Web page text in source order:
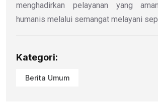
menghadirkan pelayanan yang
humanis melalui semangat melayani
Kategori:
Berita Umum